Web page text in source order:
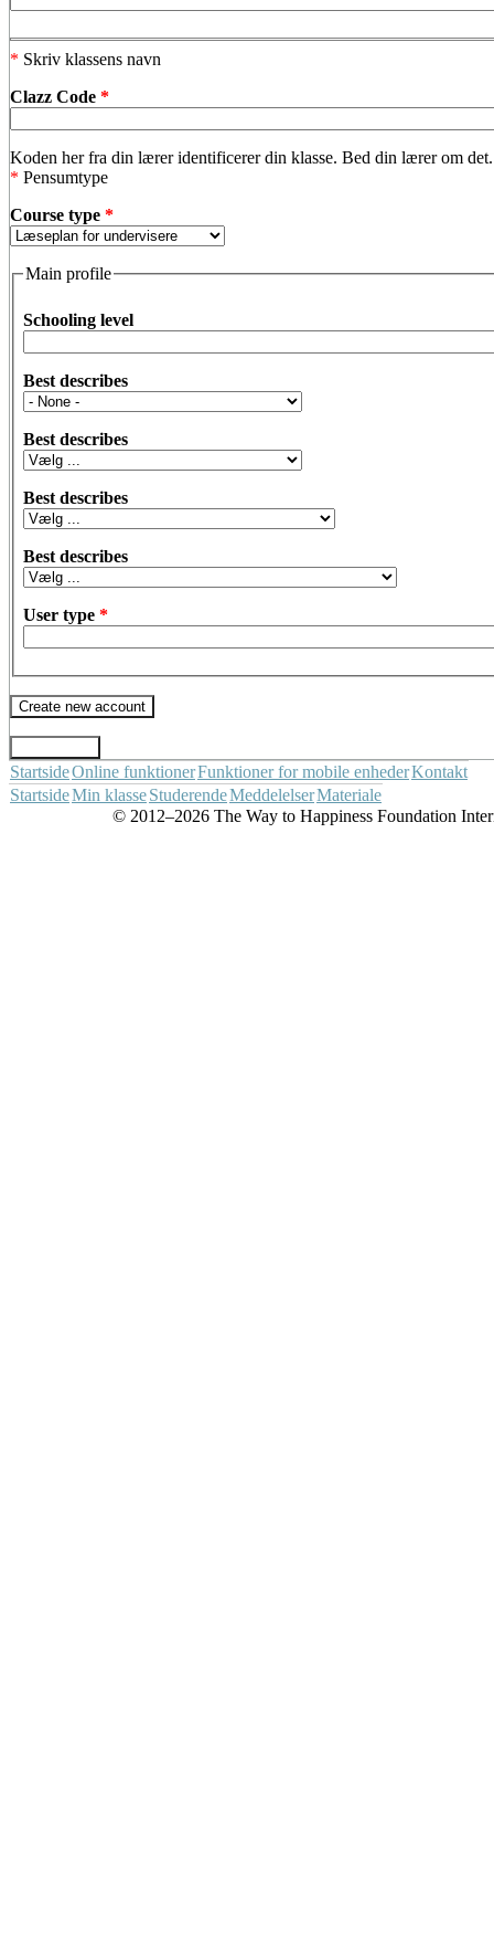
* Skriv klassens navn
Clazz Code *
Koden her fra din lærer identificerer din klasse. Bed din lærer om det.
* Pensumtype
Course type *
Main profile
Schooling level
Best describes
Best describes
Best describes
Best describes
User type *
StartsideOnline funktionerFunktioner for mobile enhederKontakt
StartsideMin klasseStuderendeMeddelelserMateriale
© 2012–2026 The Way to Happiness Foundation